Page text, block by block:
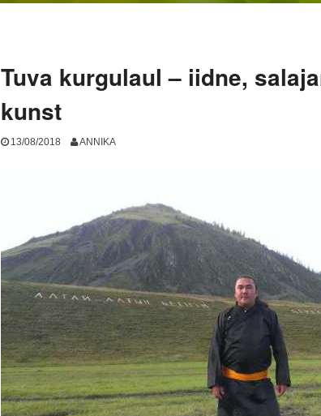
Tuva kurgulaul – iidne,
kunst
13/08/2018 ANNIKA